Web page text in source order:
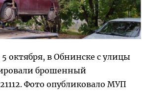
октября, в Обнинске с улицы
брошенный
Фото опубликовало МУП